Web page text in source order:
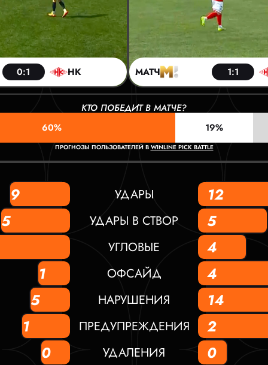
0:1 НК МАТЧ 1:1
КТО ПОБЕДИТ В МАТЧЕ?
60%
19%
ПРОГНОЗЫ ПОЛЬЗОВАТЕЛЕЙ В WINLINE PICK BATTLE
9 УДАРЫ
12
5
УДАРЫ В СТВОР 5
УГЛОВЫЕ
4
1
ОФСАЙД
4
5
НАРУШЕНИЯ
14
1
ПРЕДУПРЕЖДЕНИЯ
2
0
УДАЛЕНИЯ 0